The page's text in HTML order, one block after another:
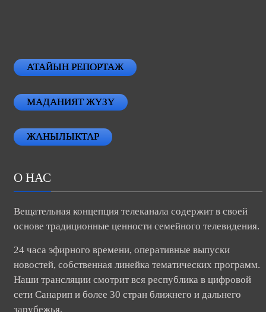
АТАЙЫН РЕПОРТАЖ
МАДАНИЯТ ЖҮЗҮ
ЖАНЫЛЫКТАР
О НАС
Вещательная концепция телеканала содержит в своей
основе традиционные ценности семейного телевидения.
24 часа эфирного времени, оперативные выпуски
новостей, собственная линейка тематических программ.
Наши трансляции смотрит вся республика в цифровой
сети Санарип и более 30 стран ближнего и дальнего
зарубежья.